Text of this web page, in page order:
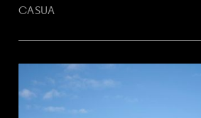
CASUA